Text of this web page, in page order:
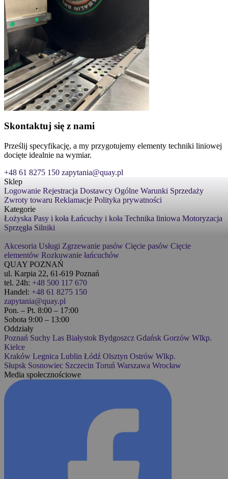
Skontaktuj się z nami
Prześlij specyfikację, a my przygotujemy elementy techniki liniowej
docięte idealnie na wymiar.
+48 61 8275 150 zapytania@quay.pl
Sklep
Logowanie Rejestracja Dostawcy Ogólne Warunki Sprzedaży
Zwroty towaru Reklamacje Polityka prywatności
Kategorie
Łożyska Pasy i koła Łańcuchy i koła Technika liniowa Motoryzacja
Sprzęgła Silniki
Akcesoria Usługi Zgrzewanie pasów Cięcie pasów Cięcie
elementów Rozkuwanie łańcuchów
QUAY POZNAŃ
ul. Karpia 22, 61-619 Poznań
tel. 24h: +48 500 117 670
Handel: +48 61 8275 150
zapytania@quay.pl
Pon. – Pt. 8:00 – 17:00
Sobota 9:00 – 13:00
Oddziały
Poznań Suchy Las Białystok Bydgoszcz Gdańsk Gorzów Wlkp.
Kielce
Kraków Legnica Lublin Łódź Olsztyn Ostrów Wlkp.
Słupsk Sosnowiec Szczecin Toruń Warszawa Wrocław
Media społecznościowe